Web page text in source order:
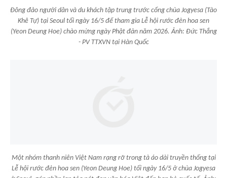
Đông đảo người dân và du khách tập trung trước cổng chùa Jogyesa (Tào
Khê Tự) tại Seoul tối ngày 16/5 để tham gia Lễ hội rước đèn hoa sen
(Yeon Deung Hoe) chào mừng ngày Phật đản năm 2026. Ảnh: Đức Thắng
- PV TTXVN tại Hàn Quốc
Một nhóm thanh niên Việt Nam rạng rỡ trong tà áo dài truyền thống tại
Lễ hội rước đèn hoa sen (Yeon Deung Hoe) tối ngày 16/5 ở chùa Jogyesa